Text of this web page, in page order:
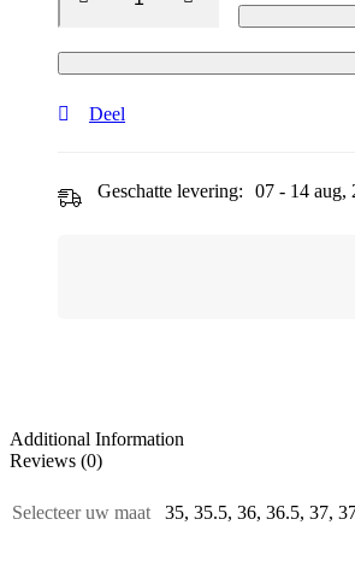
Deel
Geschatte levering: 07 - 14 aug,
Additional Information
Reviews (0)
Selecteer uw maat 35, 35.5, 36, 36.5, 37,